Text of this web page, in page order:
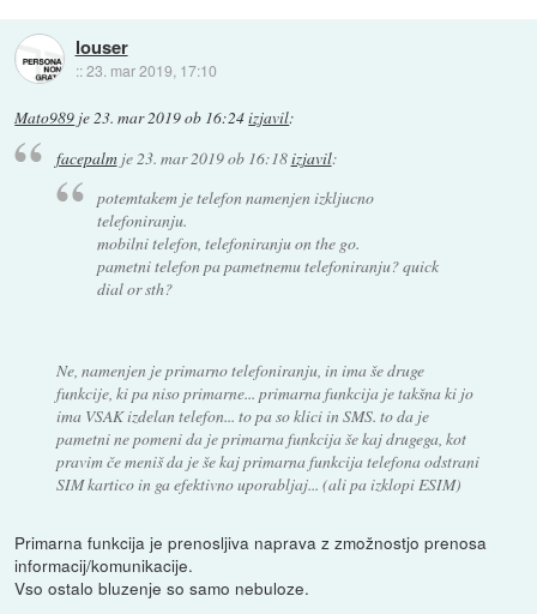
louser
::23. mar 2019, 17:10
Mato989 je23. mar 2019 ob 16:24izjavil:
facepalmje23. mar 2019 ob 16:18izjavil:
potemtakem je telefon namenjen izkljucno
telefoniranju.
mobilni telefon, telefoniranju on the go.
pametni telefon pa pametnemu telefoniranju? quick
dial or sth?
Ne, namenjen je primarno telefoniranju, in ima še druge
funkcije, ki pa niso primarne... primarna funkcija je takšna ki jo
ima VSAK izdelan telefon... to pa so klici in SMS. to da je
pametni ne pomeni da je primarna funkcija še kaj drugega, kot
pravim če meniš da je še kaj primarna funkcija telefona odstrani
SIM kartico in ga efektivno uporabljaj... (ali pa izklopi ESIM)
Primarna funkcija je prenosljiva naprava z zmožnostjo prenosa
informacij/komunikacije.
Vso ostalo bluzenje so samo nebuloze.